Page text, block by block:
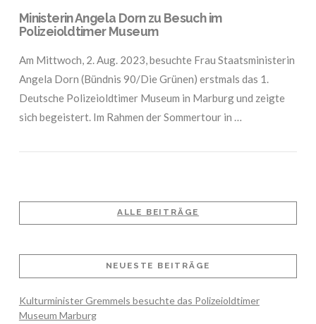
Ministerin Angela Dorn zu Besuch im
Polizeioldtimer Museum
Am Mittwoch, 2. Aug. 2023, besuchte Frau Staatsministerin
Angela Dorn (Bündnis 90/Die Grünen) erstmals das 1.
Deutsche Polizeioldtimer Museum in Marburg und zeigte
sich begeistert. Im Rahmen der Sommertour in …
ALLE BEITRÄGE
NEUESTE BEITRÄGE
Kulturminister Gremmels besuchte das Polizeioldtimer
Museum Marburg